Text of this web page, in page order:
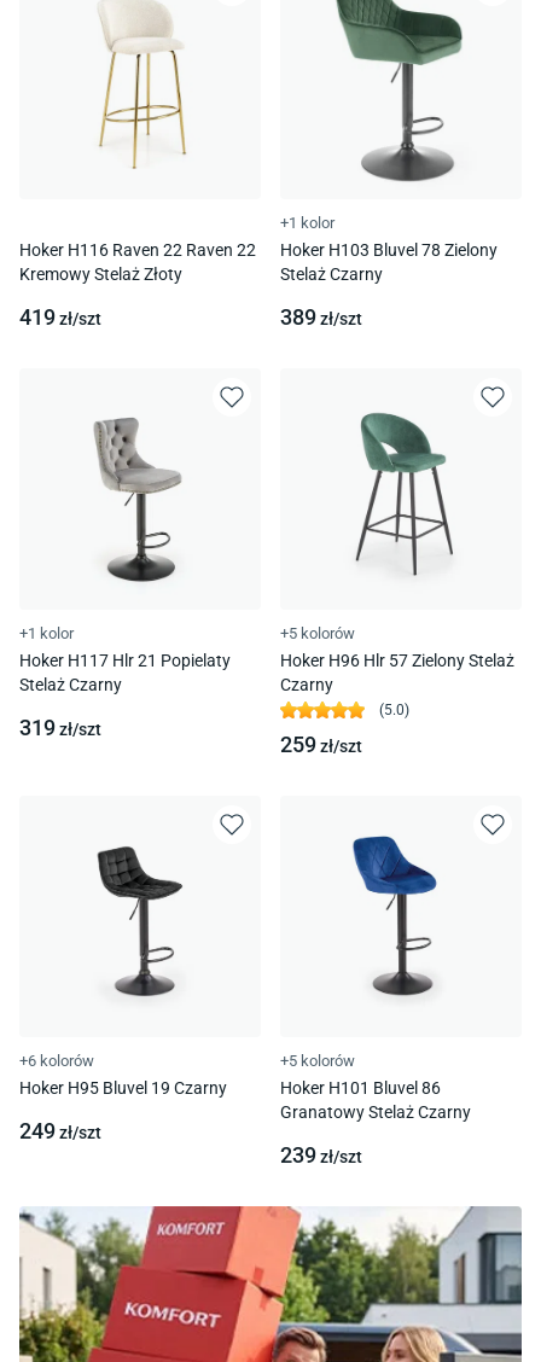
Hoker H116 Raven 22 Raven 22
Kremowy Stelaż Złoty
419zł/szt
+1 kolor
Hoker H103 Bluvel 78 Zielony
Stelaż Czarny
389zł/szt
+1 kolor
Hoker H117 Hlr 21 Popielaty
Stelaż Czarny
319zł/szt
+5 kolorów
Hoker H96 Hlr 57 Zielony Stelaż
Czarny
(5.0)
259zł/szt
+6 kolorów
Hoker H95 Bluvel 19 Czarny
249zł/szt
+5 kolorów
Hoker H101 Bluvel 86
Granatowy Stelaż Czarny
239zł/szt